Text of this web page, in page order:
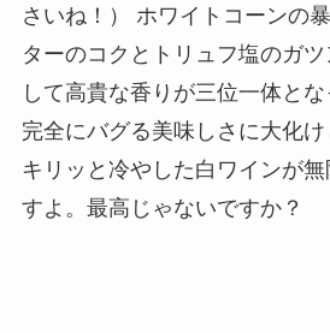
さいね！） ホワイトコーンの
ターのコクとトリュフ塩のガ
して高貴な香りが三位一体と
完全にバグる美味しさに大化
キリッと冷やした白ワインが
すよ。最高じゃないですか？